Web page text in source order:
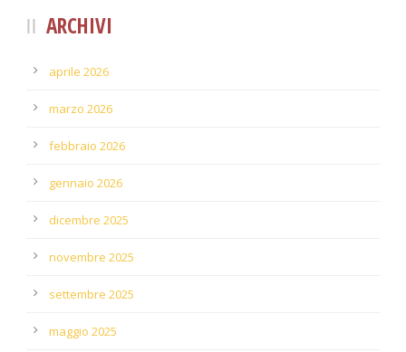
ARCHIVI
aprile 2026
marzo 2026
febbraio 2026
gennaio 2026
dicembre 2025
novembre 2025
settembre 2025
maggio 2025